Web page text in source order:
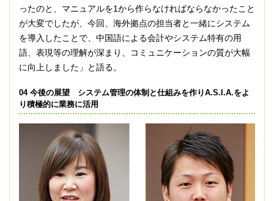
ったのと、マニュアルを1から作らなければならなかったこと
が大変でしたが、今回、海外拠点の担当者と一緒にシステム
を導入したことで、中国語による会計やシステム特有の用
語、表現等の理解が深まり、コミュニケーションの質が大幅
に向上しました」と語る。
04 今後の展望 システム管理の体制と仕組みを作りA.S.I.A.をよ
り積極的に業務に活用